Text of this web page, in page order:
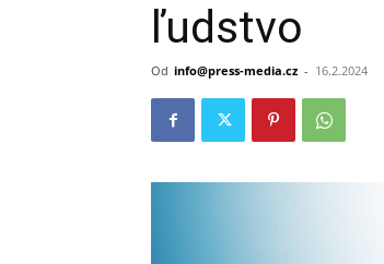
ľudstvo
Od info@press-media.cz - 16.2.2024